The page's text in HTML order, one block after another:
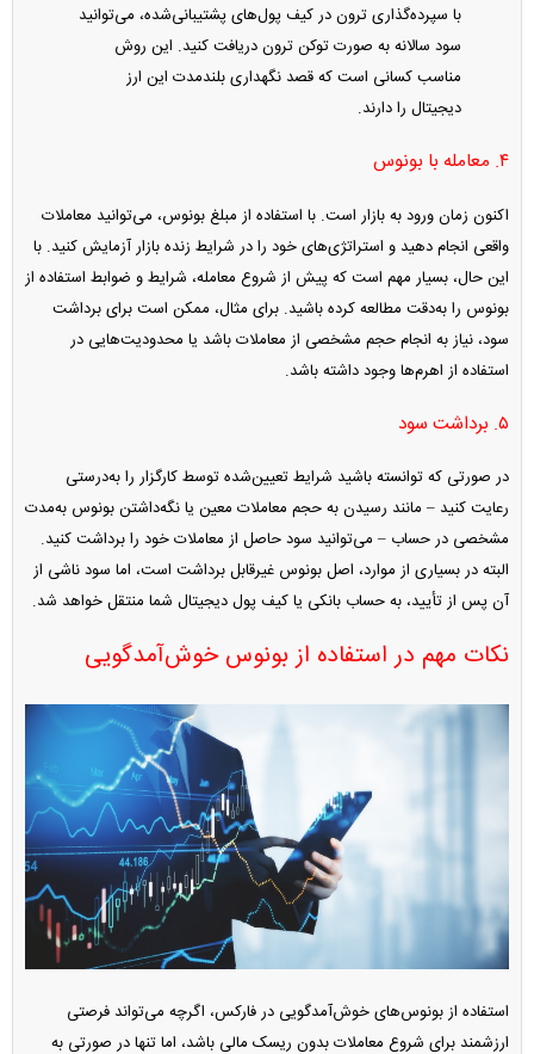
با سپرده‌گذاری ترون در کیف پول‌های پشتیبانی‌شده، می‌توانید
سود سالانه به صورت توکن ترون دریافت کنید. این روش
مناسب کسانی است که قصد نگهداری بلندمدت این ارز
دیجیتال را دارند.
۴. معامله با بونوس
اکنون زمان ورود به بازار است. با استفاده از مبلغ بونوس، می‌توانید معاملات
واقعی انجام دهید و استراتژی‌های خود را در شرایط زنده بازار آزمایش کنید. با
این حال، بسیار مهم است که پیش از شروع معامله، شرایط و ضوابط استفاده از
بونوس را به‌دقت مطالعه کرده باشید. برای مثال، ممکن است برای برداشت
سود، نیاز به انجام حجم مشخصی از معاملات باشد یا محدودیت‌هایی در
استفاده از اهرم‌ها وجود داشته باشد.
۵. برداشت سود
در صورتی که توانسته باشید شرایط تعیین‌شده توسط کارگزار را به‌درستی
رعایت کنید – مانند رسیدن به حجم معاملات معین یا نگه‌داشتن بونوس به‌مدت
مشخصی در حساب – می‌توانید سود حاصل از معاملات خود را برداشت کنید.
البته در بسیاری از موارد، اصل بونوس غیرقابل برداشت است، اما سود ناشی از
آن پس از تأیید، به حساب بانکی یا کیف پول دیجیتال شما منتقل خواهد شد.
نکات مهم در استفاده از بونوس خوش‌آمدگویی
استفاده از بونوس‌های خوش‌آمدگویی در فارکس، اگرچه می‌تواند فرصتی
ارزشمند برای شروع معاملات بدون ریسک مالی باشد، اما تنها در صورتی به